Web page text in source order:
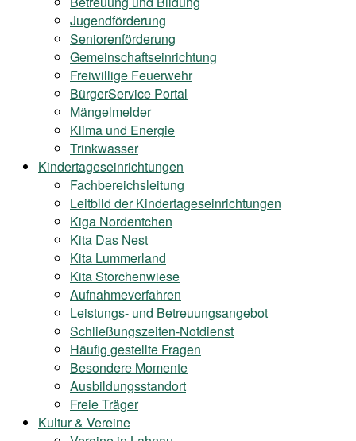
Jugendförderung
Seniorenförderung
Gemeinschaftseinrichtung
Freiwillige Feuerwehr
BürgerService Portal
Mängelmelder
Klima und Energie
Trinkwasser
Kindertageseinrichtungen
Fachbereichsleitung
Leitbild der Kindertageseinrichtungen
Kiga Nordentchen
Kita Das Nest
Kita Lummerland
Kita Storchenwiese
Aufnahmeverfahren
Leistungs- und Betreuungsangebot
Schließungszeiten-Notdienst
Häufig gestellte Fragen
Besondere Momente
Ausbildungsstandort
Freie Träger
Kultur & Vereine